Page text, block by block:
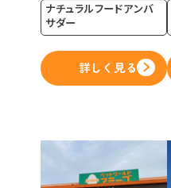
ナチュラルフードアンバ
サダー
詳しく見る